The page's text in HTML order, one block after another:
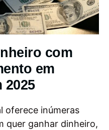
com
em
2025
oferece inúmeras
quer ganhar dinheiro,